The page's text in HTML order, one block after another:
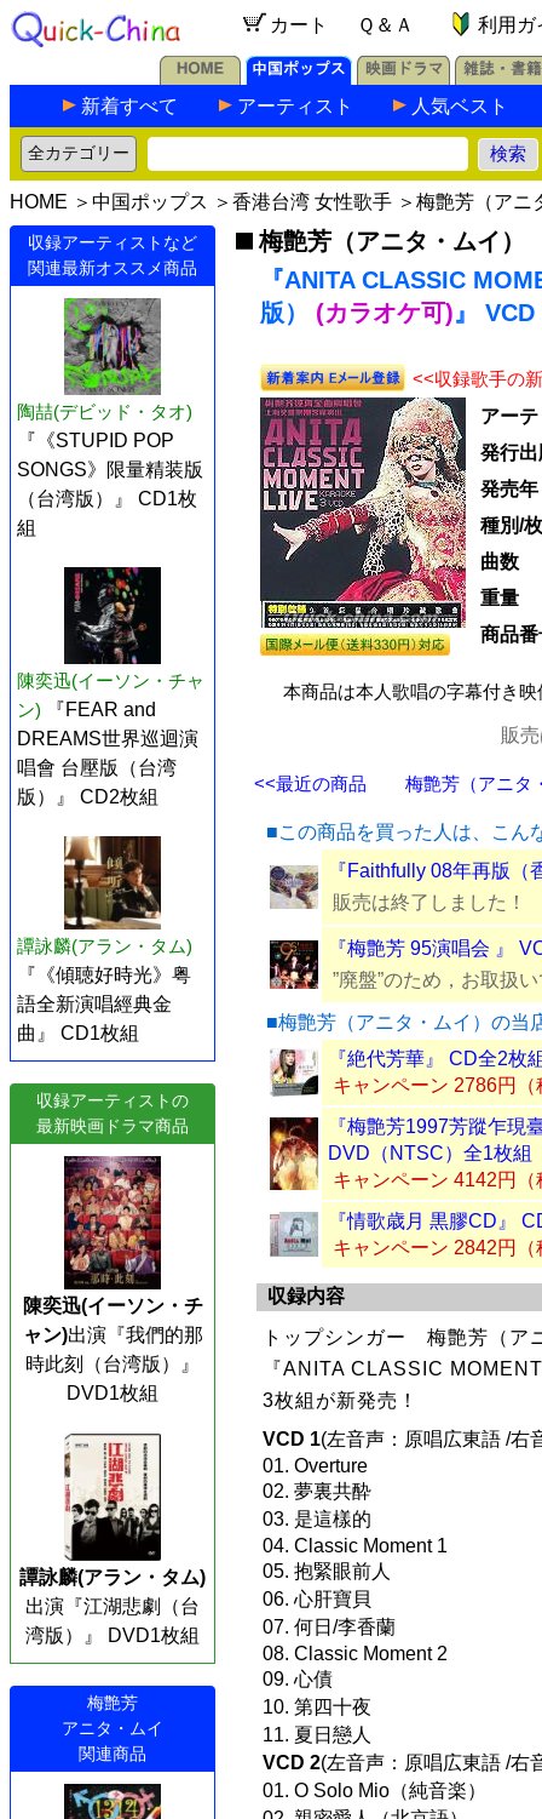
カート Ｑ＆Ａ 利用ガ
新着すべて アーティスト 人気ベスト
HOME ＞ 中国ポップス ＞ 香港台湾 女性歌手 ＞ 梅艶芳（アニ
収録アーティストなど
関連最新オススメ商品
陶喆(デビッド・タオ)
『《STUPID POP
SONGS》限量精装版
（台湾版）』 CD1枚
組
陳奕迅(イーソン・チャ
ン)
『FEAR and
DREAMS世界巡迴演
唱會 台壓版（台湾
版）』 CD2枚組
譚詠麟(アラン・タム)
『《傾聴好時光》粤
語全新演唱經典金
曲』 CD1枚組
収録アーティストの
最新映画ドラマ商品
陳奕迅(イーソン・チ
ャン)出演『我們的那
時此刻（台湾版）』
DVD1枚組
譚詠麟(アラン・タム)
出演『江湖悲劇（台
湾版）』 DVD1枚組
梅艶芳
アニタ・ムイ
関連商品
梅艶芳（アニタ・ムイ）
『ANITA CLASSIC
版） (カラオケ可)』
<<収録歌手の
アー
発行出
発売年
種別/
曲数
重量
商品番
本商品は本人歌唱の字幕付き
販
<<最近の商品 梅艶芳（アニタ
■この商品を買った人は、こん
『Faithfully 08年再版
販売は終了しました！
『梅艶芳 95演唱会 』
”廃盤”のため，お取扱
■梅艶芳（アニタ・ムイ）の当
『絶代芳華』 CD全2枚
キャンペーン 2786円（
『梅艶芳1997芳蹤乍現
DVD（NTSC）全1枚組
キャンペーン 4142円（
『情歌歳月 黒膠CD』
キャンペーン 2842円（
収録内容
トップシンガー 梅艶芳（ア
『ANITA CLASSIC
3枚組が新発売！
VCD 1(左音声：原唱広東語 /右
01. Overture
02. 夢裏共酔
03. 是這樣的
04. Classic Moment 1
05. 抱緊眼前人
06. 心肝寶貝
07. 何日/李香蘭
08. Classic Moment 2
09. 心債
10. 第四十夜
11. 夏日戀人
VCD 2(左音声：原唱広東語 /右
01. O Solo Mio（純音楽）